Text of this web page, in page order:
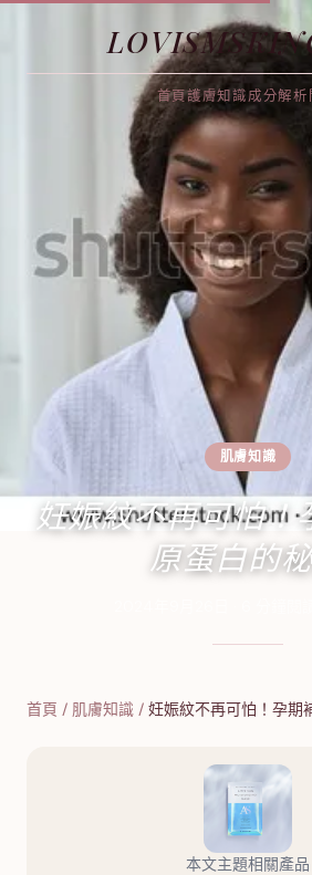
首頁護膚知識成分解析
肌膚知識
妊娠紋不再可怕！
原蛋白的
首頁 / 肌膚知識 / 妊娠紋不再可怕！孕期
本文主題相關產品